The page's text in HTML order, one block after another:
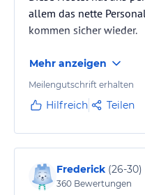
allem das nette
kommen sicher wieder.
Mehr anzeigen
Meilengutschrift erhalten
Hilfreich Teilen
Frederick (26-30)
360 Bewertungen